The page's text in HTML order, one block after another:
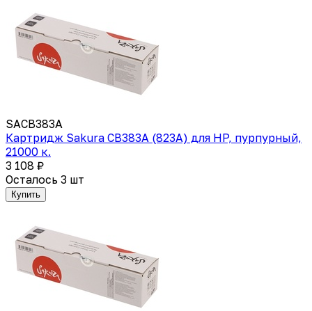
SACB383A
Картридж Sakura CB383A (823A) для HP, пурпурный,
21000 к.
3 108 ₽
Осталось 3 шт
Купить